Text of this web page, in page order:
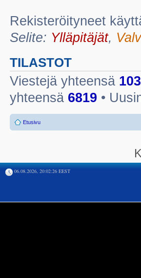
Rekisteröityneet
Selite: Ylläpitäjät,
TILASTOT
Viestejä yhteensä
yhteensä 6819 •
Etusivu
06.08.2026, 20:02:26 EEST